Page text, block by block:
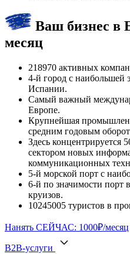
Ваш бизнес в
месяц
218970 активных
4-й город с наибольшей
Испании.
Самый важный
Европе.
Крупнейшая
средним годовым
Здесь концентрируется
сектором новых
коммуникационных
5-й морской порт с
6-й по значимости порт
круизов.
10245005 туристов в
Нанять СЕЙЧАС: 1000₽/месяц
B2B-услуги